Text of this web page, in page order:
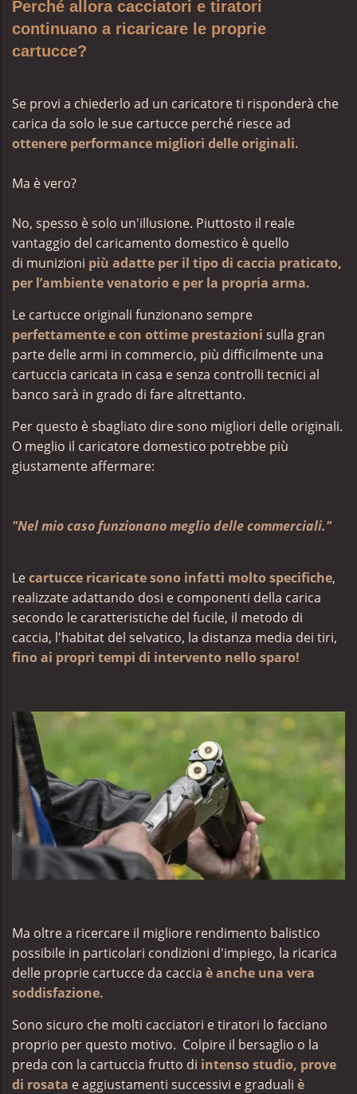
Perché allora cacciatori e tiratori
continuano a ricaricare le proprie
cartucce?
Se provi a chiederlo ad un caricatore ti risponderà che
carica da solo le sue cartucce perché riesce ad
ottenere performance migliori delle originali.
Ma è vero?
No, spesso è solo un'illusione. Piuttosto il reale
vantaggio del caricamento domestico è quello
di munizioni più adatte per il tipo di caccia praticato,
per l’ambiente venatorio e per la propria arma.
Le cartucce originali funzionano sempre
perfettamente econ ottime prestazioni sulla gran
parte delle armi in commercio, più difficilmente una
cartuccia caricata in casa e senza controlli tecnici al
banco sarà in grado di fare altrettanto.
Per questo è sbagliato dire sono migliori delle originali.
O meglio il caricatore domestico potrebbe più
giustamente affermare:
"Nel mio caso funzionano meglio delle commerciali."
Lecartucce ricaricate sono infatti molto specifiche,
realizzate adattando dosi e componenti della carica
secondo le caratteristiche del fucile, il metodo di
caccia, l'habitat del selvatico, la distanza media dei tiri,
fino ai propri tempi di intervento nello sparo!
Ma oltre a ricercare il migliore rendimento balistico
possibile in particolari condizioni d'impiego, la ricarica
delle proprie cartucce da caccia è anche una vera
soddisfazione.
Sono sicuro che molti cacciatori e tiratori lo facciano
proprio per questo motivo. Colpire il bersaglio o la
preda con la cartuccia frutto di intenso studio, prove
di rosata eaggiustamenti successivi e graduali è